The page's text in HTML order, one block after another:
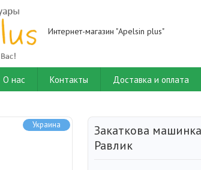
Интернет-магазин "Apelsin plus"
О нас Контакты Доставка и оплата
Украина
Закаткова
Равлик